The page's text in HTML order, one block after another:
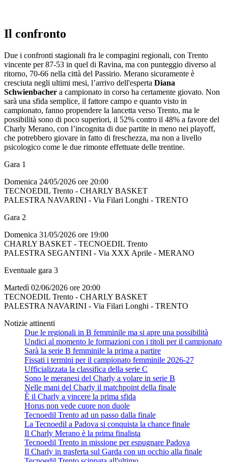
Il confronto
Due i confronti stagionali fra le compagini regionali, con Trento
vincente per 87-53 in quel di Ravina, ma con punteggio diverso al
ritorno, 70-66 nella città del Passirio. Merano sicuramente è
cresciuta negli ultimi mesi, l’arrivo dell'esperta Diana
Schwienbacher a campionato in corso ha certamente giovato. Non
sarà una sfida semplice, il fattore campo e quanto visto in
campionato, fanno propendere la lancetta verso Trento, ma le
possibilità sono di poco superiori, il 52% contro il 48% a favore del
Charly Merano, con l’incognita di due partite in meno nei playoff,
che potrebbero giovare in fatto di freschezza, ma non a livello
psicologico come le due rimonte effettuate delle trentine.
Gara 1
Domenica 24/05/2026 ore 20:00
TECNOEDIL Trento - CHARLY BASKET
PALESTRA NAVARINI - Via Filari Longhi - TRENTO
Gara 2
Domenica 31/05/2026 ore 19:00
CHARLY BASKET - TECNOEDIL Trento
PALESTRA SEGANTINI - Via XXX Aprile - MERANO
Eventuale gara 3
Martedì 02/06/2026 ore 20:00
TECNOEDIL Trento - CHARLY BASKET
PALESTRA NAVARINI - Via Filari Longhi - TRENTO
Notizie attinenti
Due le regionali in B femminile ma si apre una possibilità
Undici al momento le formazioni con i titoli per il campionato
Sarà la serie B femminile la prima a partire
Fissati i termini per il campionato femminile 2026-27
Ufficializzata la classifica della serie C
Sono le meranesi del Charly a volare in serie B
Nelle mani del Charly il matchpoint della finale
È il Charly a vincere la prima sfida
Horus non vede cuore non duole
Tecnoedil Trento ad un passo dalla finale
La Tecnoedil a Padova si conquista la chance finale
Il Charly Merano è la prima finalista
Tecnoedil Trento in missione per espugnare Padova
Il Charly in trasferta sul Garda con un occhio alla finale